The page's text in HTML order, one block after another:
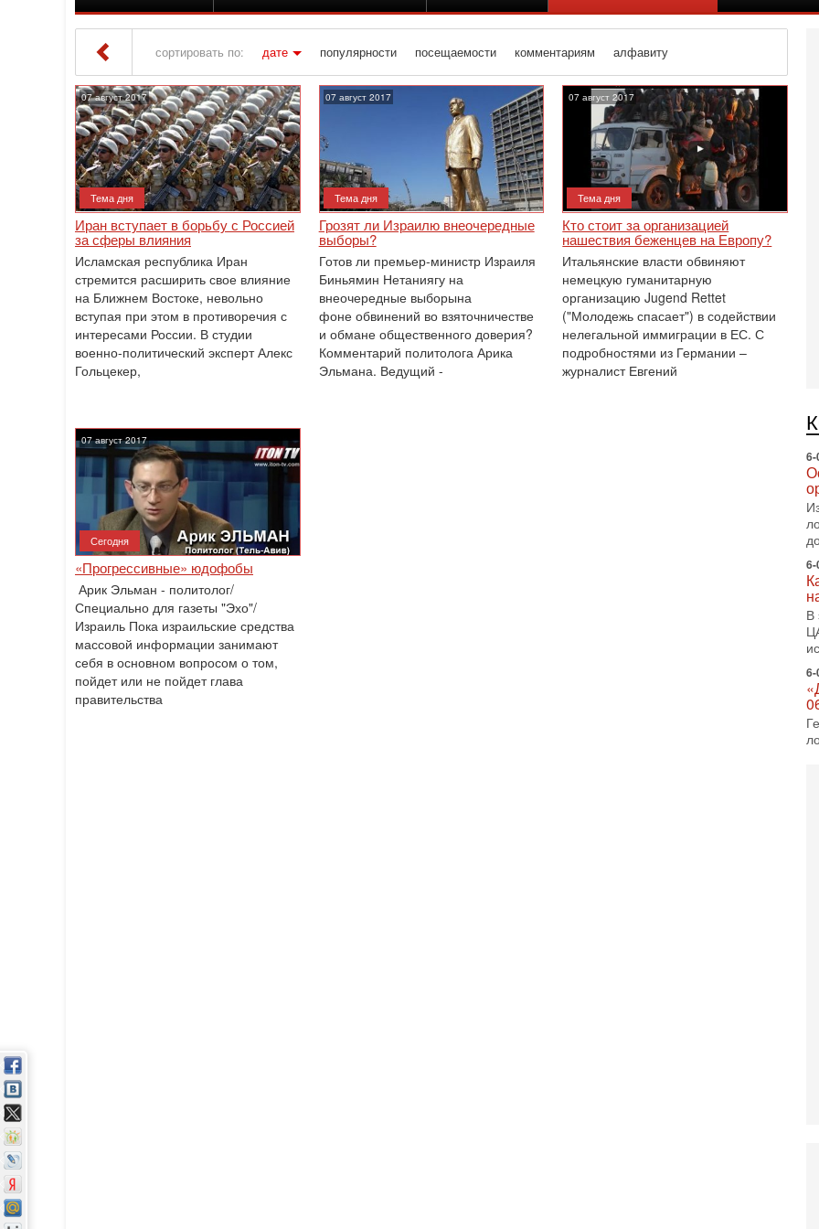
сортировать по: дате популярности посещаемости комментариям алфавиту
Iton TV» Материалы за 07.08.2017
07 август 2017
Тема дня
Иран вступает в борьбу с Россией
за сферы влияния
Исламская республика Иран
стремится расширить свое влияние
на Ближнем Востоке, невольно
вступая при этом в противоречия с
интересами России. В студии
военно-политический эксперт Алекс
Гольцекер,
07 август 2017
Тема дня
Грозят ли Израилю внеочередные
выборы?
Готов ли премьер-министр Израиля
Биньямин Нетаниягу на
внеочередные выборына
фоне обвинений во взяточничестве
и обмане общественного доверия?
Комментарий политолога Арика
Эльмана. Ведущий -
07 август 2017
Тема дня
Кто стоит за организацией
нашествия беженцев на Европу?
Итальянские власти обвиняют
немецкую гуманитарную
организацию Jugend Rettet
("Молодежь спасает") в содействии
нелегальной иммиграции в ЕС. С
подробностями из Германии –
журналист Евгений
07 август 2017
Сегодня
«Прогрессивные» юдофобы
Арик Эльман - политолог/
Специально для газеты "Эхо"/
Израиль Пока израильские средства
массовой информации занимают
себя в основном вопросом о том,
пойдет или не пойдет глава
правительства
6-
6-
В
6-